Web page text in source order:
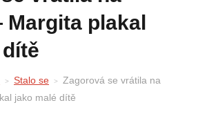
plakal
Stalo se
Zagorová se vrátila na
jako malé dítě